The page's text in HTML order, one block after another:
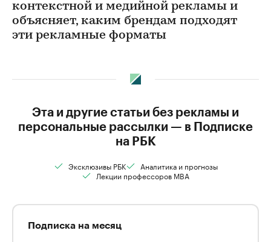
контекстной и медийной рекламы и
объясняет, каким брендам подходят
эти рекламные форматы
Эта и другие статьи без рекламы и
персональные рассылки — в Подписке
на РБК
Эксклюзивы РБК
Аналитика и прогнозы
Лекции профессоров MBA
Подписка на месяц